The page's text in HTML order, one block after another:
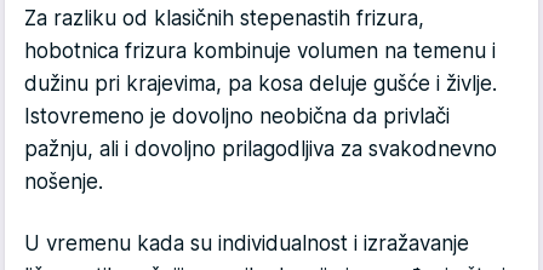
Za razliku od klasičnih stepenastih frizura,
hobotnica frizura kombinuje volumen na temenu i
dužinu pri krajevima, pa kosa deluje gušće i življe.
Istovremeno je dovoljno neobična da privlači
pažnju, ali i dovoljno prilagodljiva za svakodnevno
nošenje.
U vremenu kada su individualnost i izražavanje